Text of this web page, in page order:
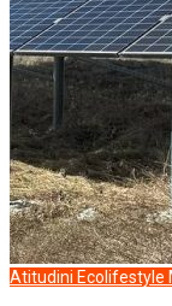
Atitudini Ecolifestyle